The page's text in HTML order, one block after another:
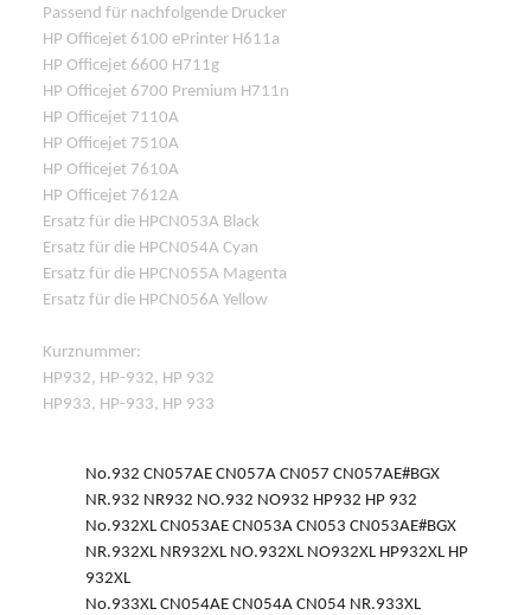
Passend für nachfolgende Drucker
HP Officejet 6100 ePrinter H611a
HP Officejet 6600 H711g
HP Officejet 6700 Premium H711n
HP Officejet 7110A
HP Officejet 7510A
HP Officejet 7610A
HP Officejet 7612A
Ersatz für die HPCN053A Black
Ersatz für die HPCN054A Cyan
Ersatz für die HPCN055A Magenta
Ersatz für die HPCN056A Yellow
Kurznummer:
HP932, HP-932, HP 932
HP933, HP-933, HP 933
No.932 CN057AE CN057A CN057 CN057AE#BGX
NR.932 NR932 NO.932 NO932 HP932 HP 932
No.932XL CN053AE CN053A CN053 CN053AE#BGX
NR.932XL NR932XL NO.932XL NO932XL HP932XL HP
932XL
No.933XL CN054AE CN054A CN054 NR.933XL